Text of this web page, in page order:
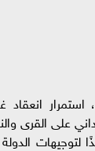
انعقاد
على القرى
لتوجيهات